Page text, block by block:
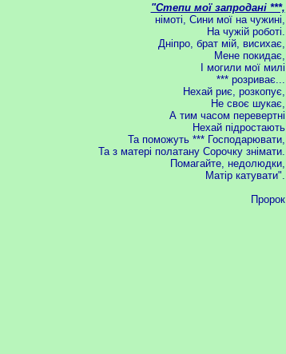
"Степи мої запродані ***,
німоті, Сини мої на чужині,
На чужій роботі.
Дніпро, брат мій, висихає,
Мене покидає,
І могили мої милі
*** розриває...
Нехай риє, розкопує,
Не своє шукає,
А тим часом перевертні
Нехай підростають
Та поможуть *** Господарювати,
Та з матері полатану Сорочку знімати.
Помагайте, недолюдки,
Матір катувати".
Пророк